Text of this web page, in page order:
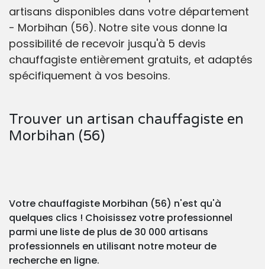
artisans disponibles dans votre département
- Morbihan (56). Notre site vous donne la
possibilité de recevoir jusqu'à 5 devis
chauffagiste entièrement gratuits, et adaptés
spécifiquement à vos besoins.
Trouver un artisan chauffagiste en
Morbihan (56)
Votre chauffagiste Morbihan (56) n'est qu'à
quelques clics ! Choisissez votre professionnel
parmi une liste de plus de 30 000 artisans
professionnels en utilisant notre moteur de
recherche en ligne.